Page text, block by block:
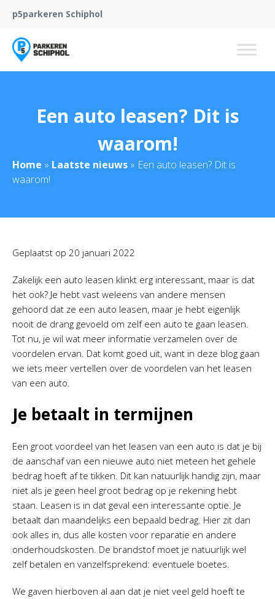
p5parkeren Schiphol
Een auto leasen? Dit is
waarom!
Home » Laatste nieuws » Een auto leasen? Dit is
waarom!
Geplaatst op 20 januari 2022
Zakelijk een auto leasen klinkt erg interessant, maar is dat
het ook? Je hebt vast weleens van andere mensen
gehoord dat ze een auto leasen, maar je hebt eigenlijk
nooit de drang gevoeld om zelf een auto te gaan leasen.
Tot nu, je wil wat meer informatie verzamelen over de
voordelen ervan. Dat komt goed uit, want in deze blog gaan
we iets meer vertellen over de voordelen van het leasen
van een auto.
Je betaalt in termijnen
Een groot voordeel van het leasen van een auto is dat je bij
de aanschaf van een nieuwe auto niet meteen het gehele
bedrag hoeft af te tikken. Dit kan natuurlijk handig zijn, maar
niet als je geen heel groot bedrag op je rekening hebt
staan. Leasen is in dat geval een interessante optie. Je
betaalt dan maandelijks een bepaald bedrag. Hier zit dan
ook alles in, dus alle kosten voor reparatie en andere
onderhoudskosten. De brandstof moet je natuurlijk wel
zelf betalen en vanzelfsprekend: eventuele boetes.
We gaven hierboven al aan dat je niet veel geld hoeft te